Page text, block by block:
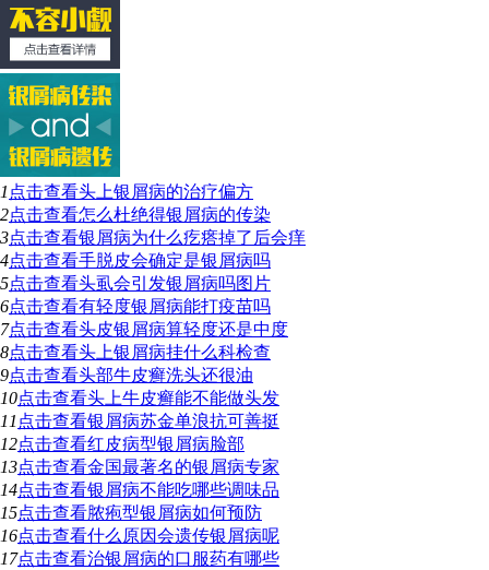
1 点击查看头上银屑病的治疗偏方
2点击查看怎么杜绝得银屑病的传染
3点击查看银屑病为什么疙瘩掉了后会痒
4点击查看手脱皮会确定是银屑病吗
5点击查看头虱会引发银屑病吗图片
6点击查看有轻度银屑病能打疫苗吗
7点击查看头皮银屑病算轻度还是中度
8点击查看头上银屑病挂什么科检查
9点击查看头部牛皮癣洗头还很油
10点击查看头上牛皮癣能不能做头发
11 点击查看银屑病苏金单浪抗可善挺
12点击查看红皮病型银屑病脸部
13点击查看金国最著名的银屑病专家
14点击查看银屑病不能吃哪些调味品
15点击查看脓疱型银屑病如何预防
16点击查看什么原因会遗传银屑病呢
17点击查看治银屑病的口服药有哪些